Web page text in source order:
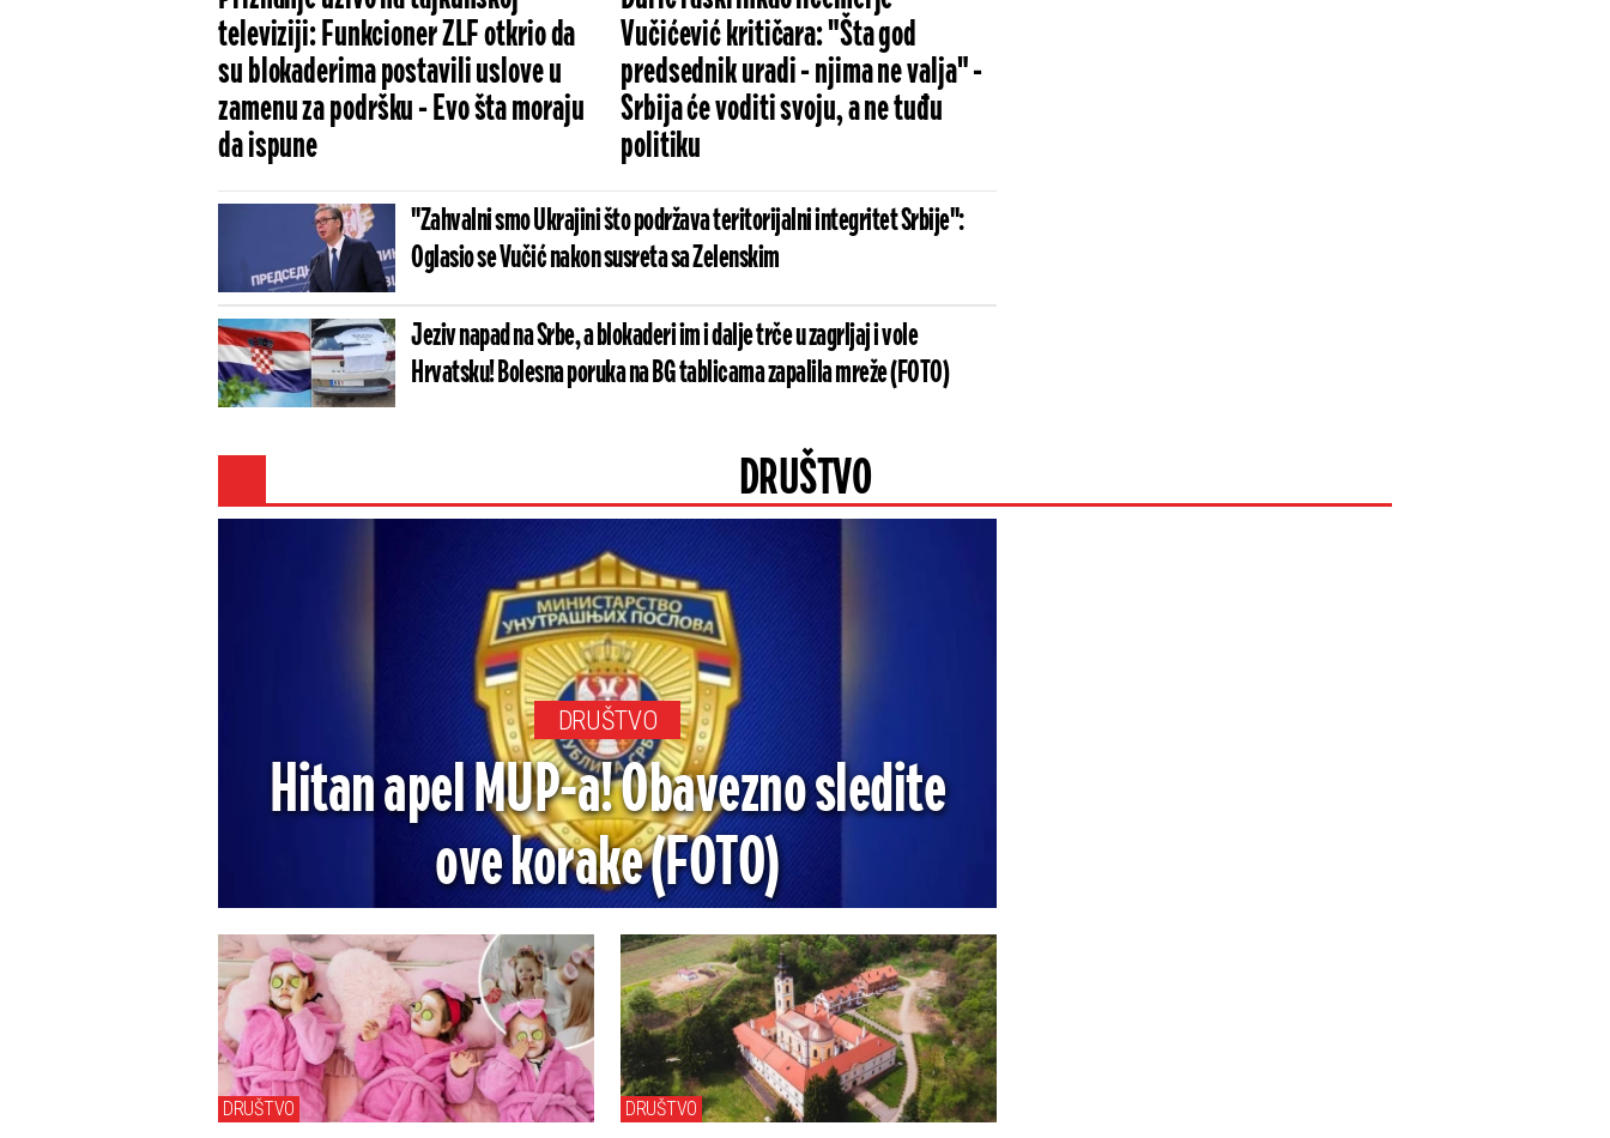
televiziji: Funkcioner ZLF otkrio da
su blokaderima postavili uslove u
zamenu za podršku - Evo šta moraju
da ispune
Vučićević kritičara: "Šta god
predsednik uradi - njima ne valja" -
Srbija će voditi svoju, a ne tuđu
politiku
"Zahvalni smo Ukrajini što podržava teritorijalni integritet Srbije":
Oglasio se Vučić nakon susreta sa Zelenskim
Jeziv napad na Srbe, a blokaderi im i dalje trče u zagrljaj i vole
Hrvatsku! Bolesna poruka na BG tablicama zapalila mreže (FOTO)
DRUŠTVO
DRUŠTVO
Hitan apel MUP-a! Obavezno sledite
ove korake (FOTO)
DRUŠTVO DRUŠTVO